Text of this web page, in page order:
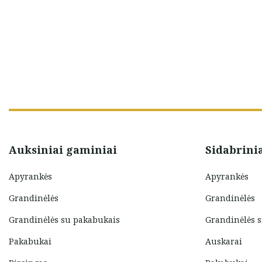
Auksiniai gaminiai
Apyrankės
Grandinėlės
Grandinėlės su pakabukais
Pakabukai
Apyrankės
Grandinėlės
Grandinėlės
Auskarai